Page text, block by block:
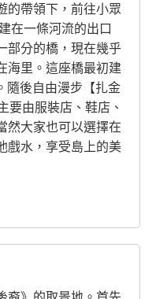
的帶領下，前往小眾
在一條河流的出口
部分的橋，現在幾乎
海里。這座橋最初建
隨後自由漫步【扎金
要由服裝店、鞋店、
然大家也可以選擇在
戲水，享受島上的美